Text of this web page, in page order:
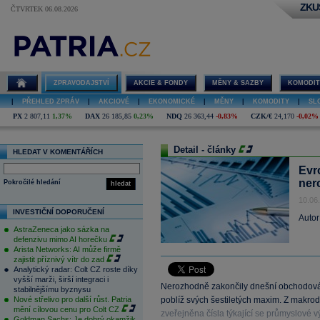
ČTVRTEK 06.08.2026
ZPRAVODAJSTVÍ AKCIE & FONDY MĚNY & SAZBY
PŘEHLED ZPRÁV AKCIOVÉ EKONOMICKÉ MĚNY KOMODITY
PX 2 807,11 1,37% DAX 26 185,85 0,23% NDQ 26 363,44 -0,83% CZK/€ 24,170 -0,02%
HLEDAT V KOMENTÁŘÍCH
hledat
Pokročilé hledání
INVESTIČNÍ DOPORUČENÍ
AstraZeneca jako sázka na
defenzivu mimo AI horečku
Arista Networks: AI může firmě
zajistit příznivý vítr do zad
Analytický radar: Colt CZ roste díky
vyšší marži, širší integraci i
stabilnějšímu byznysu
Nové střelivo pro další růst. Patria
mění cílovou cenu pro Colt CZ
Detail - články
Nerozhodně zakončily dnešní
poblíž svých šestiletých maxim. Z
zveřejněna čísla týkající se průmyslové